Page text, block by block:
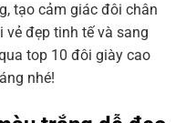
Women's Elda
Hangisi Brideus
tạo cảm giác đôi chân
đẹp tinh tế và sang
top 10 đôi giày cao
nhé!